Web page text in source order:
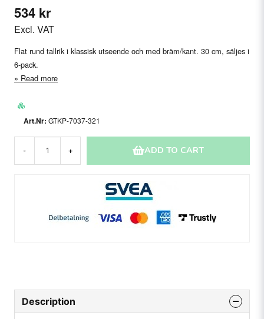
534 kr
Excl. VAT
Flat rund tallrik i klassisk utseende och med bräm/kant. 30 cm, säljes i
6-pack.
Read more
GTKP-7037-321
- + ADD TO CART
Description